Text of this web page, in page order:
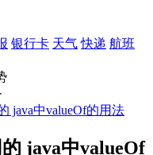
银行卡 天气 快递 航班
java中valueOf的用法
java中valueOf